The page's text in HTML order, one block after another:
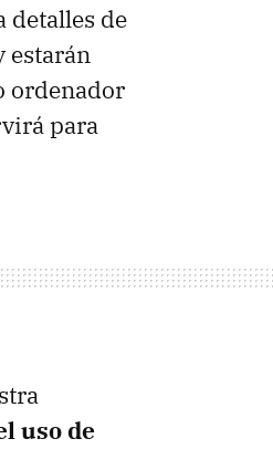
detalles de
estarán
ordenador
para
uso de